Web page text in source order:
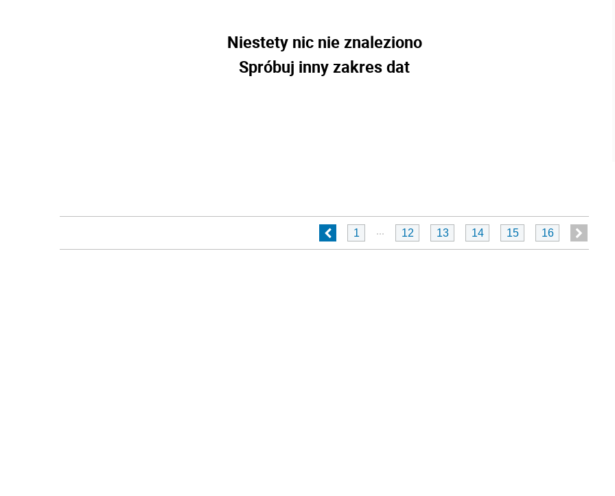
Niestety nic nie znaleziono
Spróbuj inny zakres dat
1 ... 12 13 14 15 16